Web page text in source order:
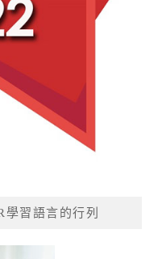
習語言的行列